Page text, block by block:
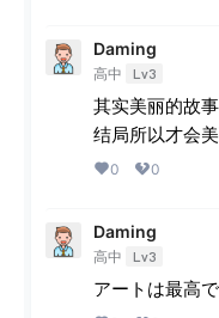
Daming
高中 Lv3
其实美丽的故
结局所以才会美
0 0
Daming
高中 Lv3
アートは最高で